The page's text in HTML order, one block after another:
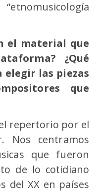
el material que
¿Qué
las piezas
que
repertorio por el
Nos centramos
que fueron
de lo cotidiano
del XX en países